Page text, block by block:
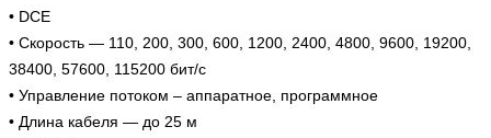
• DCE
• Скорость — 110, 200, 300, 600, 1200, 2400, 4800, 9600, 19200,
38400, 57600, 115200 бит/с
• Управление потоком – аппаратное, программное
• Длина кабеля — до 25 м